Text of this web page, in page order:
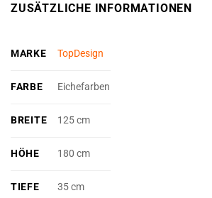
ZUSÄTZLICHE INFORMATIONEN
MARKE TopDesign
FARBE Eichefarben
BREITE 125 cm
HÖHE 180 cm
TIEFE 35 cm